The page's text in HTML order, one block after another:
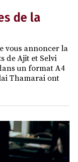
de la
vous annoncer la
de Ajit et Selvi
un format A4
Thamarai ont